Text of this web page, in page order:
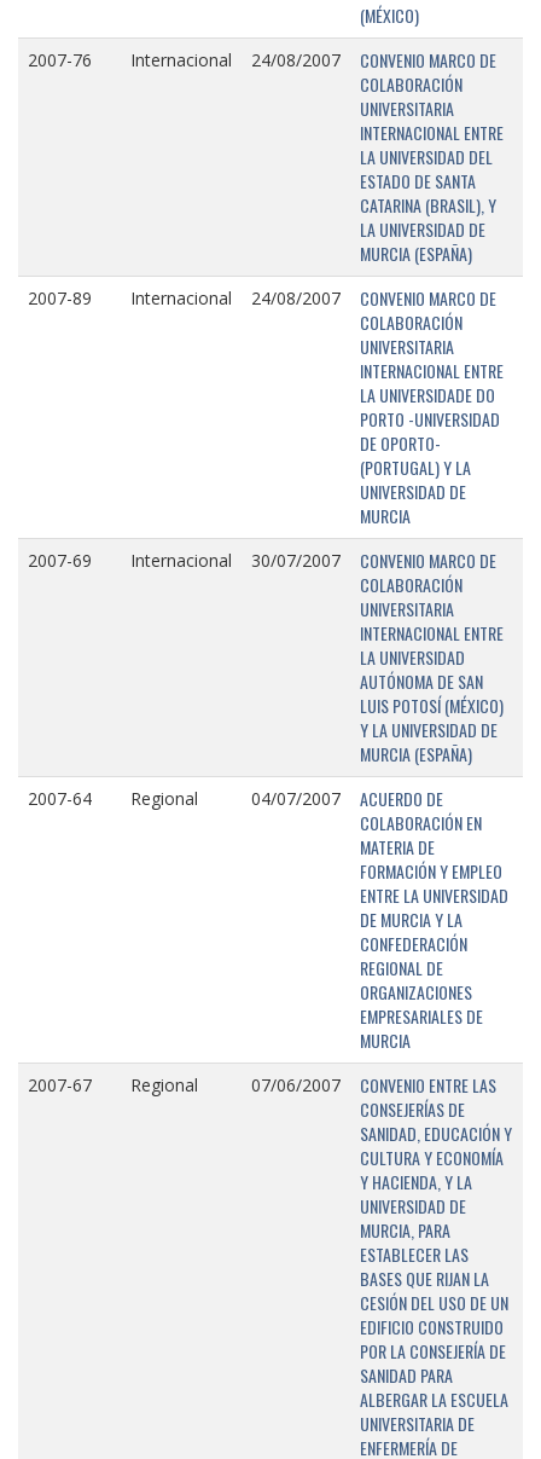
(MÉXICO)
2007-76 Internacional 24/08/2007
CONVENIO MARCO DE
COLABORACIÓN
UNIVERSITARIA
INTERNACIONAL ENTRE
LA UNIVERSIDAD DEL
ESTADO DE SANTA
CATARINA (BRASIL), Y
LA UNIVERSIDAD DE
MURCIA (ESPAÑA)
2007-89 Internacional 24/08/2007
CONVENIO MARCO DE
COLABORACIÓN
UNIVERSITARIA
INTERNACIONAL ENTRE
LA UNIVERSIDADE DO
PORTO -UNIVERSIDAD
DE OPORTO-
(PORTUGAL) Y LA
UNIVERSIDAD DE
MURCIA
2007-69 Internacional 30/07/2007
CONVENIO MARCO DE
COLABORACIÓN
UNIVERSITARIA
INTERNACIONAL ENTRE
LA UNIVERSIDAD
AUTÓNOMA DE SAN
LUIS POTOSÍ (MÉXICO)
Y LA UNIVERSIDAD DE
MURCIA (ESPAÑA)
2007-64 Regional 04/07/2007
ACUERDO DE
COLABORACIÓN EN
MATERIA DE
FORMACIÓN Y EMPLEO
ENTRE LA UNIVERSIDAD
DE MURCIA Y LA
CONFEDERACIÓN
REGIONAL DE
ORGANIZACIONES
EMPRESARIALES DE
MURCIA
2007-67 Regional 07/06/2007
CONVENIO ENTRE LAS
CONSEJERÍAS DE
SANIDAD, EDUCACIÓN Y
CULTURA Y ECONOMÍA
Y HACIENDA, Y LA
UNIVERSIDAD DE
MURCIA, PARA
ESTABLECER LAS
BASES QUE RIJAN LA
CESIÓN DEL USO DE UN
EDIFICIO CONSTRUIDO
POR LA CONSEJERÍA DE
SANIDAD PARA
ALBERGAR LA ESCUELA
UNIVERSITARIA DE
ENFERMERÍA DE